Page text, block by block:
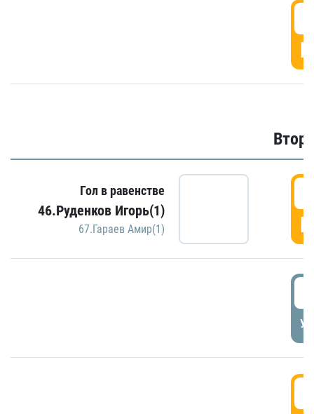
Гол в равенстве
46.Руденков Игорь(1)
67.Гараев Амир(1)